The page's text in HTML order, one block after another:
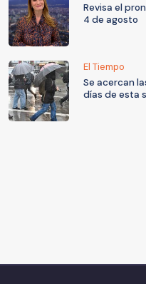
Revisa el
4 de agosto
El Tiempo
Se acercan
días de esta